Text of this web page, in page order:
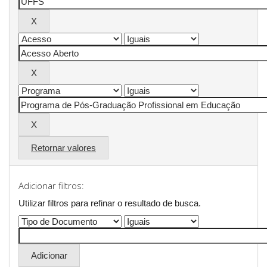
Retornar valores
Adicionar filtros:
Utilizar filtros para refinar o resultado de busca.